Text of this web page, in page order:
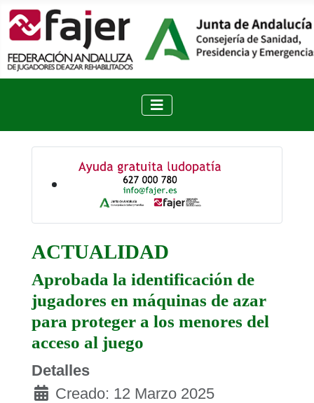
ACTUALIDAD
Aprobada la identificación de
jugadores en máquinas de azar
para proteger a los menores del
acceso al juego
Detalles
Creado: 12 Marzo 2025